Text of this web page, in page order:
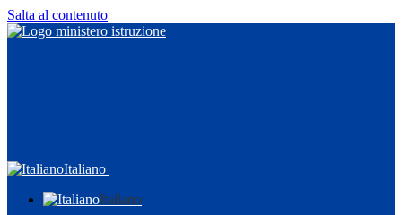
Salta al contenuto
Italiano
Italiano